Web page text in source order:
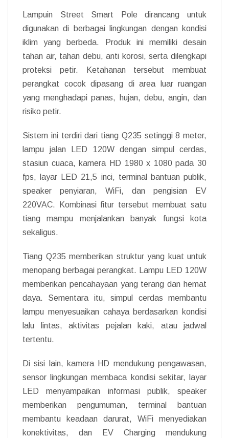
Lampuin Street Smart Pole dirancang untuk
digunakan di berbagai lingkungan dengan kondisi
iklim yang berbeda. Produk ini memiliki desain
tahan air, tahan debu, anti korosi, serta dilengkapi
proteksi petir. Ketahanan tersebut membuat
perangkat cocok dipasang di area luar ruangan
yang menghadapi panas, hujan, debu, angin, dan
risiko petir.
Sistem ini terdiri dari tiang Q235 setinggi 8 meter,
lampu jalan LED 120W dengan simpul cerdas,
stasiun cuaca, kamera HD 1980 x 1080 pada 30
fps, layar LED 21,5 inci, terminal bantuan publik,
speaker penyiaran, WiFi, dan pengisian EV
220VAC. Kombinasi fitur tersebut membuat satu
tiang mampu menjalankan banyak fungsi kota
sekaligus.
Tiang Q235 memberikan struktur yang kuat untuk
menopang berbagai perangkat. Lampu LED 120W
memberikan pencahayaan yang terang dan hemat
daya. Sementara itu, simpul cerdas membantu
lampu menyesuaikan cahaya berdasarkan kondisi
lalu lintas, aktivitas pejalan kaki, atau jadwal
tertentu.
Di sisi lain, kamera HD mendukung pengawasan,
sensor lingkungan membaca kondisi sekitar, layar
LED menyampaikan informasi publik, speaker
memberikan pengumuman, terminal bantuan
membantu keadaan darurat, WiFi menyediakan
konektivitas, dan EV Charging mendukung